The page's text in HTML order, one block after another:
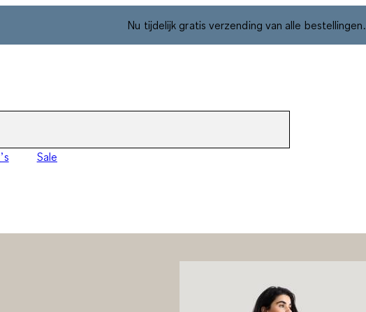
Nu tijdelijk gratis verzending van alle bestellingen.
Sale